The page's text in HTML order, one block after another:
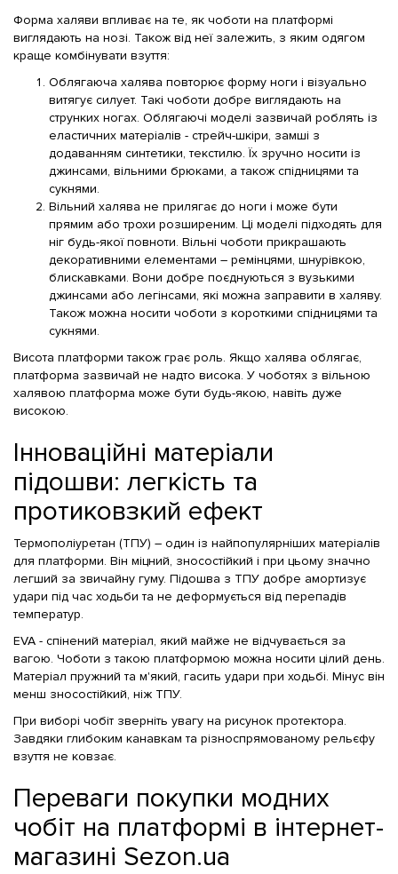
Форма халяви впливає на те, як чоботи на платформі
виглядають на нозі. Також від неї залежить, з яким одягом
краще комбінувати взуття:
Облягаюча халява повторює форму ноги і візуально
витягує силует. Такі чоботи добре виглядають на
струнких ногах. Облягаючі моделі зазвичай роблять із
еластичних матеріалів - стрейч-шкіри, замші з
додаванням синтетики, текстилю. Їх зручно носити із
джинсами, вільними брюками, а також спідницями та
сукнями.
Вільний халява не прилягає до ноги і може бути
прямим або трохи розширеним. Ці моделі підходять для
ніг будь-якої повноти. Вільні чоботи прикрашають
декоративними елементами – ремінцями, шнурівкою,
блискавками. Вони добре поєднуються з вузькими
джинсами або легінсами, які можна заправити в халяву.
Також можна носити чоботи з короткими спідницями та
сукнями.
Висота платформи також грає роль. Якщо халява облягає,
платформа зазвичай не надто висока. У чоботях з вільною
халявою платформа може бути будь-якою, навіть дуже
високою.
Інноваційні матеріали
підошви: легкість та
протиковзкий ефект
Термополіуретан (ТПУ) – один із найпопулярніших матеріалів
для платформи. Він міцний, зносостійкий і при цьому значно
легший за звичайну гуму. Підошва з ТПУ добре амортизує
удари під час ходьби та не деформується від перепадів
температур.
EVA - спінений матеріал, який майже не відчувається за
вагою. Чоботи з такою платформою можна носити цілий день.
Матеріал пружний та м'який, гасить удари при ходьбі. Мінус він
менш зносостійкий, ніж ТПУ.
При виборі чобіт зверніть увагу на рисунок протектора.
Завдяки глибоким канавкам та різноспрямованому рельєфу
взуття не ковзає.
Переваги покупки модних
чобіт на платформі в інтернет-
магазині Sezon.ua